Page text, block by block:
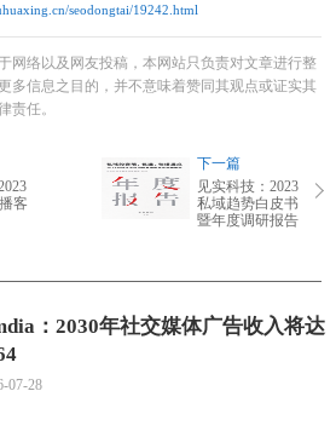
seodongtai/19242.html
网络以及网友投稿，本网站只负责对文章进行整
多信息之目的，并不意味着赞同其观点或证实其
责任。
客
下一篇
见实科技：2023
私域趋势白皮书
暨年度调研报告
：2030年社交媒体广告收入将达
07-28